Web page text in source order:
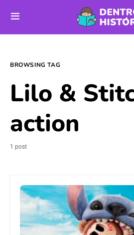
BROWSING TAG
Lilo &
action
1 post